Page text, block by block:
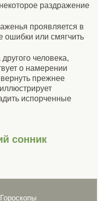
раздражение
проявляется в
ошибки или смягчить
человека,
о намерении
прежнее
испорченные
сонник